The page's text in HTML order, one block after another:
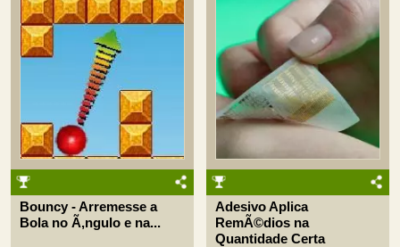
Bouncy - Arremesse a
Bola no Ã‚ngulo e na...
Adesivo Aplica
RemÃ©dios na
Quantidade Certa